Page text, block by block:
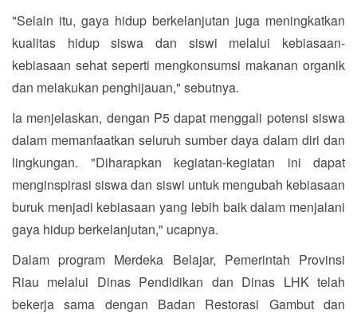
"Selain itu, gaya hidup berkelanjutan juga meningkatkan
kualitas hidup siswa dan siswi melalui kebiasaan-
kebiasaan sehat seperti mengkonsumsi makanan organik
dan melakukan penghijauan," sebutnya.
Ia menjelaskan, dengan P5 dapat menggali potensi siswa
dalam memanfaatkan seluruh sumber daya dalam diri dan
lingkungan. "Diharapkan kegiatan-kegiatan ini dapat
menginspirasi siswa dan siswi untuk mengubah kebiasaan
buruk menjadi kebiasaan yang lebih baik dalam menjalani
gaya hidup berkelanjutan," ucapnya.
Dalam program Merdeka Belajar, Pemerintah Provinsi
Riau melalui Dinas Pendidikan dan Dinas LHK telah
bekerja sama dengan Badan Restorasi Gambut dan